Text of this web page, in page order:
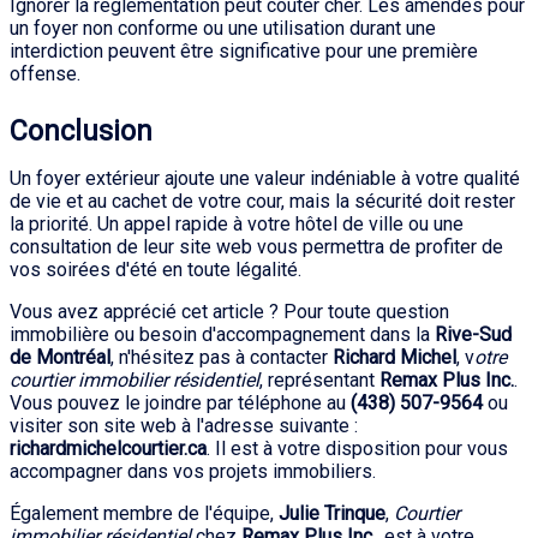
Ignorer la réglementation peut coûter cher. Les amendes pour
un foyer non conforme ou une utilisation durant une
interdiction peuvent être significative pour une première
offense.
Conclusion
Un foyer extérieur ajoute une valeur indéniable à votre qualité
de vie et au cachet de votre cour, mais la sécurité doit rester
la priorité. Un appel rapide à votre hôtel de ville ou une
consultation de leur site web vous permettra de profiter de
vos soirées d'été en toute légalité.
Vous avez apprécié cet article ? Pour toute question
immobilière ou besoin d'accompagnement dans la Rive-Sud
de Montréal, n'hésitez pas à contacter Richard Michel, votre
courtier immobilier résidentiel, représentant Remax Plus Inc..
Vous pouvez le joindre par téléphone au (438) 507-9564ou
visiter son site web à l'adresse suivante :
richardmichelcourtier.ca. Il est à votre disposition pour vous
accompagner dans vos projets immobiliers.
Également membre de l'équipe, Julie Trinque, Courtier